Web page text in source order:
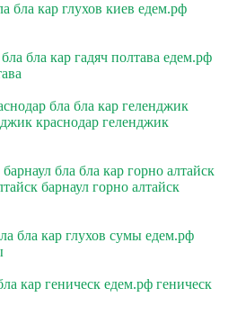
бла кар глухов киев едем.рф
бла кар гадяч полтава едем.рф
бла бла кар геленджик
краснодар геленджик
бла бла кар горно алтайск
барнаул горно алтайск
бла кар глухов сумы едем.рф
кар геническ едем.рф геническ